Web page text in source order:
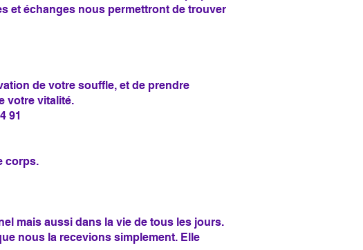
et échanges nous permettront de trouver
de votre souffle, et de prendre
votre vitalité.
91
corps.
mais aussi dans la vie de tous les jours.
nous la recevions simplement. Elle